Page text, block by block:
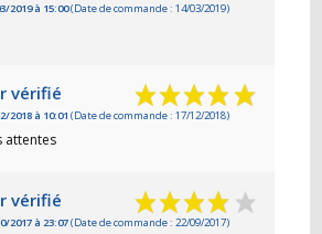
2019 à 15:00(Date de commande : 14/03/2019)
vérifié
2018 à 10:01 (Date de commande : 17/12/2018)
attentes
vérifié
2017 à 23:07(Date de commande : 22/09/2017)